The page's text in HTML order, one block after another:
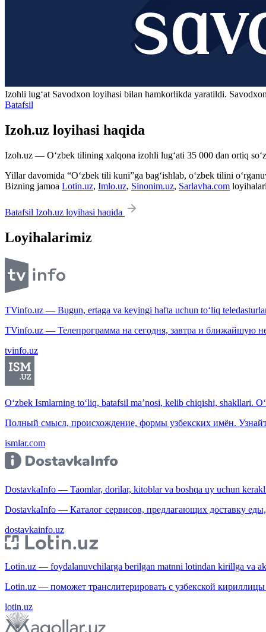
Izohli lugʻat Savodxon loyihasi bilan hamkorlikda yaratildi.
Batafsil
Izoh.uz loyihasi haqida
Izoh.uz — O‘zbek tilining xalqona izohli lug‘ati 35 000 dan ortiq
Yillar davomida “O‘zbek tili kuni”ga bag‘ishlab, o‘zbek tilini
Bizning jamoa Lotin.uz, Imlo.uz, Sinonim.uz, Sarlavha.com
Batafsil Izoh.uz loyihasi haqida
Loyihalarimiz
TVinfo.uz — Bugun, ertaga va keyingi hafta uchun to‘liq
TVinfo.uz — Телепрограмма на сегодня, завтра и ближайшую
tvinfo.uz
O‘zbek Ismlarning to‘liq, batafsil ma’nosi, kelib chiqishi, shakllari.
Полный смысл, происхождение, формы узбекских имён.
ismlar.com
DostavkaInfo — Taomlar, dorilar, kitoblar va boshqa uy uchun
DostavkaInfo — Каталог сервисов, предлагающих доставку
dostavkainfo.uz
Lotin.uz — foydalanuvchilarga berilgan matnni lotindan kirillga va
Lotin.uz — поможет транслитерировать с узбекской
lotin.uz